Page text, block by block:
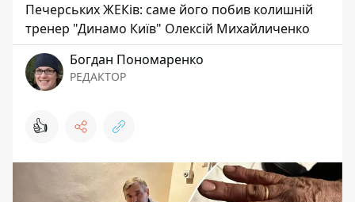
Печерських ЖЕКів: саме його побив колишній
тренер "Динамо Київ" Олексій Михайличенко
Богдан Пономаренко
РЕДАКТОР
👍